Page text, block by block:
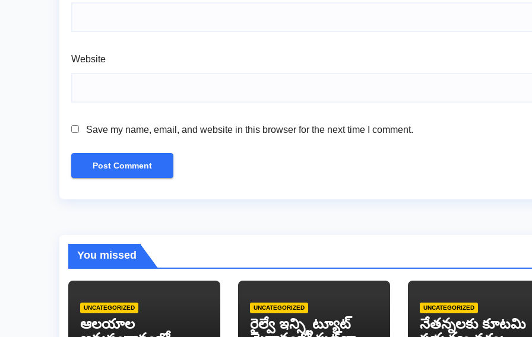
Website
Save my name, email, and website in this browser for the next time I comment.
You missed
UNCATEGORIZED
ఆలయాల
UNCATEGORIZED
రైల్వే ఇన్స్టిట్యూట్
UNCATEGORIZED
​నేతన్నలకు కూటమి